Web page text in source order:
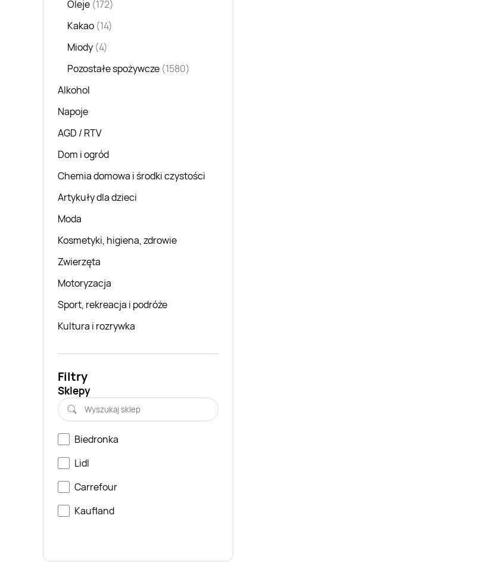
Oleje (172)
Kakao (14)
Miody (4)
Pozostałe spożywcze (1580)
Alkohol
Napoje
AGD / RTV
Dom i ogród
Chemia domowa i środki czystości
Artykuły dla dzieci
Moda
Kosmetyki, higiena, zdrowie
Zwierzęta
Motoryzacja
Sport, rekreacja i podróże
Kultura i rozrywka
Filtry
Sklepy
Biedronka
Lidl
Carrefour
Kaufland